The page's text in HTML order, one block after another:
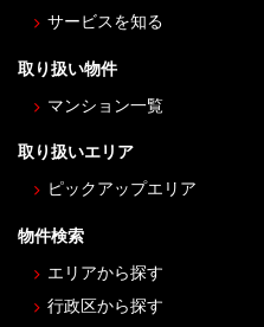
サービスを知る
取り扱い物件
マンション一覧
取り扱いエリア
ピックアップエリア
物件検索
エリアから探す
行政区から探す